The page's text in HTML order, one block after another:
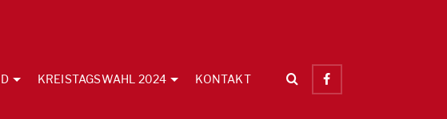
KREISTAGSWAHL 2024 KONTAKT